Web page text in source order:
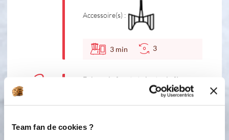
Team fan de cookies ?
Accessoire(s) :
3 min 3
3
Enlever le fouet et ajouter la fève
Tonka rapée. Donner un pulsion